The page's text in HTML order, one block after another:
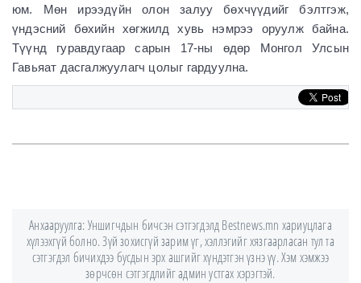
юм. Мөн ирээдүйн олон залуу бөхчүүдийг бэлтгэж,
үндэсний бөхийн хөгжилд хувь нэмрээ оруулж байна.
Түүнд гуравдугаар сарын 17-ны өдөр Монгол Улсын
Гавьяат дасгалжуулагч цолыг гардуулна.
Анхааруулга: Уншигчдын бичсэн сэтгэгдэлд Bestnews.mn хариуцлага
хүлээхгүй болно. Зүй зохисгүй зарим үг, хэллэгийг хязгаарласан тул та
сэтгэгдэл бичихдээ бусдын эрх ашгийг хүндэтгэн үзнэ үү. Хэм хэмжээ
зөрчсөн сэтгэгдлийг админ устгах хэрэгтэй.